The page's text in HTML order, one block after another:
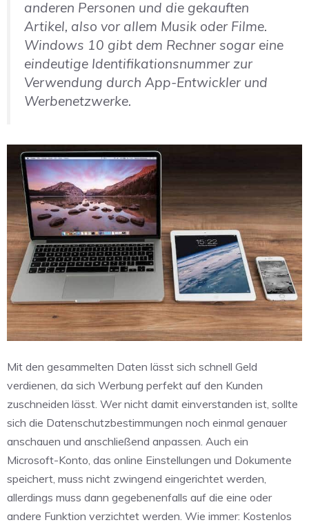
anderen Personen und die gekauften
Artikel, also vor allem Musik oder Filme.
Windows 10 gibt dem Rechner sogar eine
eindeutige Identifikationsnummer zur
Verwendung durch App-Entwickler und
Werbenetzwerke.
Mit den gesammelten Daten lässt sich schnell Geld
verdienen, da sich Werbung perfekt auf den Kunden
zuschneiden lässt. Wer nicht damit einverstanden ist, sollte
sich die Datenschutzbestimmungen noch einmal genauer
anschauen und anschließend anpassen. Auch ein
Microsoft-Konto, das online Einstellungen und Dokumente
speichert, muss nicht zwingend eingerichtet werden,
allerdings muss dann gegebenenfalls auf die eine oder
andere Funktion verzichtet werden. Wie immer: Kostenlos